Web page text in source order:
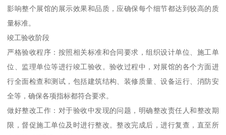
影响整个展馆的展示效果和品质，应确保每个细节都达到较高的质
量标准。
竣工验收阶段
严格验收程序：按照相关标准和合同要求，组织设计单位、施工单
位、监理单位等进行竣工验收。验收过程中，对展馆的各个方面进
行全面检查和测试，包括建筑结构、装修质量、设备运行、消防安
全等，确保各项指标都符合要求。
做好整改工作：对于验收中发现的问题，明确整改责任人和整改期
限，督促施工单位及时进行整改。整改完成后，进行复查，直至所